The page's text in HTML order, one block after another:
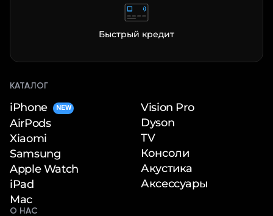
Быстрый кредит
КАТАЛОГ
iPhone NEW
AirPods
Xiaomi
Samsung
Apple Watch
iPad
Mac
Vision Pro
Dyson
TV
Консоли
Акустика
Аксессуары
О НАС